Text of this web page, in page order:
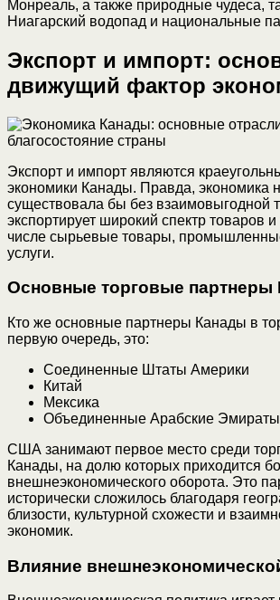
Монреаль, а также природные чудеса,
Ниагарский водопад и национальные
Экспорт и импорт:
движущий фактор
Экспорт и импорт являются
экономики Канады. Правда, экономика
существовала бы без взаимовыгодной
экспортирует широкий спектр товаров и
числе сырьевые товары,
услуги.
Основные торговые партнеры
Кто же основные партнеры Канады в
первую очередь, это:
Соединенные Штаты Америки
Китай
Мексика
Объединенные Арабские Эмираты
США занимают первое место среди
Канады, на долю которых приходится
внешнеэкономического оборота. Это
исторически сложилось благодаря
близости, культурной схожести и
экономик.
Влияние